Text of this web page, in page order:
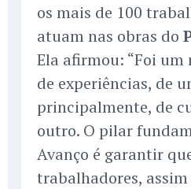
os mais de 100
atuam nas obras do
Ela afirmou: “Foi
de experiências, de
principalmente, de
outro. O pilar
Avanço é garantir
trabalhadores,